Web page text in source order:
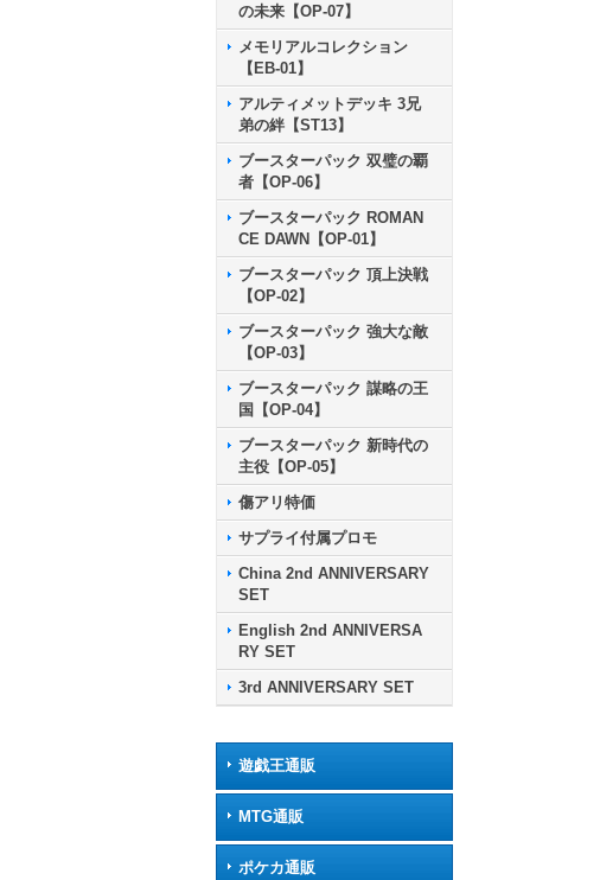
の未来【OP-07】
メモリアルコレクション
【EB-01】
アルティメットデッキ 3兄
弟の絆【ST13】
ブースターパック 双璧の覇
者【OP-06】
ブースターパック ROMAN
CE DAWN【OP-01】
ブースターパック 頂上決戦
【OP-02】
ブースターパック 強大な敵
【OP-03】
ブースターパック 謀略の王
国【OP-04】
ブースターパック 新時代の
主役【OP-05】
傷アリ特価
サプライ付属プロモ
China 2nd ANNIVERSARY
SET
English 2nd ANNIVERSA
RY SET
3rd ANNIVERSARY SET
遊戯王通販
MTG通販
ポケカ通販